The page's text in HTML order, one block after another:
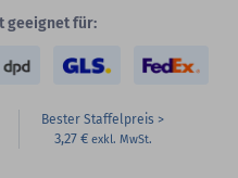
geeignet für:
Bester Staffelpreis
3,27 €